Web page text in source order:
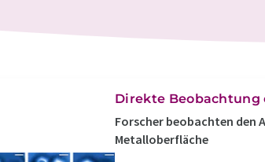
Direkte
Forscher beobachten den
Metalloberfläche